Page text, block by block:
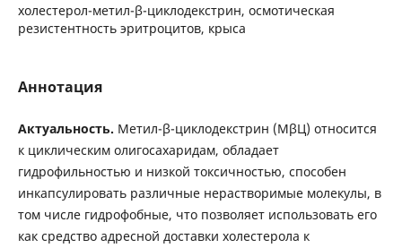
холестерол-метил-β-циклодекстрин, осмотическая
резистентность эритроцитов, крыса
Аннотация
Актуальность. Метил-β-циклодекстрин (МβЦ) относится
к циклическим олигосахаридам, обладает
гидрофильностью и низкой токсичностью, способен
инкапсулировать различные нерастворимые молекулы, в
том числе гидрофобные, что позволяет использовать его
как средство адресной доставки холестерола к